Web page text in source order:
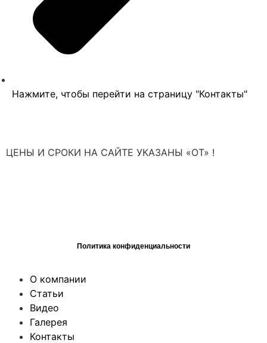
Нажмите, чтобы перейти на страницу "Контакты"
ЦЕНЫ И СРОКИ НА САЙТЕ УКАЗАНЫ «ОТ» !
Политика конфиденциальности
О компании
Статьи
Видео
Галерея
Контакты